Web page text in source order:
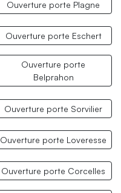
Ouverture porte Plagne
Ouverture porte Eschert
Ouverture porte
Belprahon
Ouverture porte Sorvilier
Ouverture porte Loveresse
Ouverture porte Corcelles